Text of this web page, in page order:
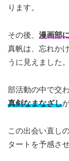
ります。
その後、 漫画部
真帆は、忘れか
うに見えました。
部活動の中で交
真剣なまなざし
この出会い直し
タートを予感さ